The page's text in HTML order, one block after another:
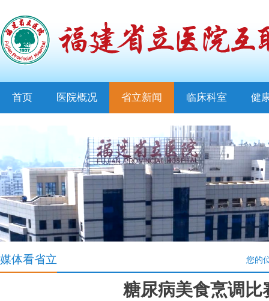
首页 医院概况 省立新闻 临床科室 健
媒体看省立 您的
糖尿病美食烹调比